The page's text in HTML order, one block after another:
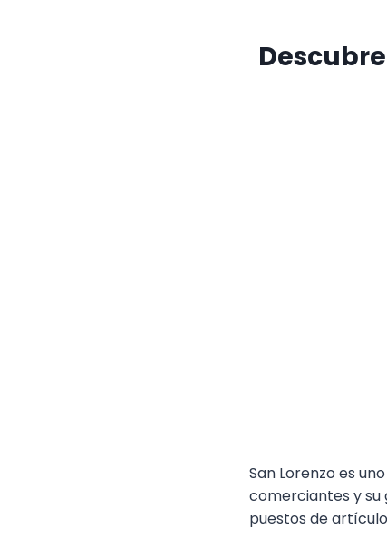
San Lorenzo es
comerciantes y
puestos de